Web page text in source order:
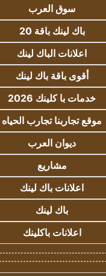
سوق العرب
باك لينك باقة 20
اعلانات الباك لينك
أقوى باقة باك لينك
خدمات با كلينك 2026
موقع تجاربنا تجارب الحياه
ديوان العرب
مشاريع
اعلانات باك لينك
باك لينك
اعلانات باكلينك